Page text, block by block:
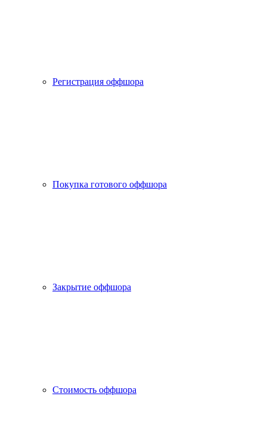
Регистрация оффшора
Покупка готового оффшора
Закрытие оффшора
Стоимость оффшора